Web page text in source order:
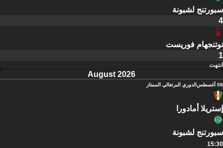
سبورتنج لشبونة
4
نوتنجهام فوريست
1
انتهت
August 2026
08 أغسطس الدوري البرتغالي الممتاز
إستريلا أمادورا
سبورتنج لشبونة
15:30